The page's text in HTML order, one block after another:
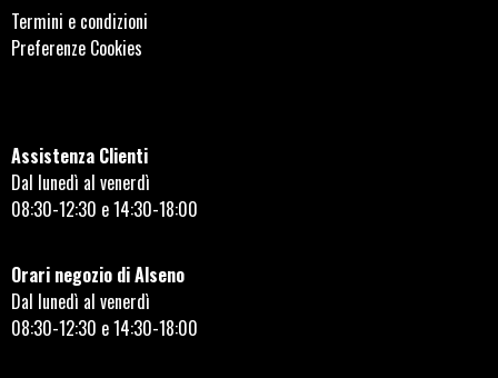
Termini e condizioni
Preferenze Cookies
Assistenza Clienti
Dal lunedì al venerdì
08:30-12:30 e 14:30-18:00
Orari negozio di Alseno
Dal lunedì al venerdì
08:30-12:30 e 14:30-18:00